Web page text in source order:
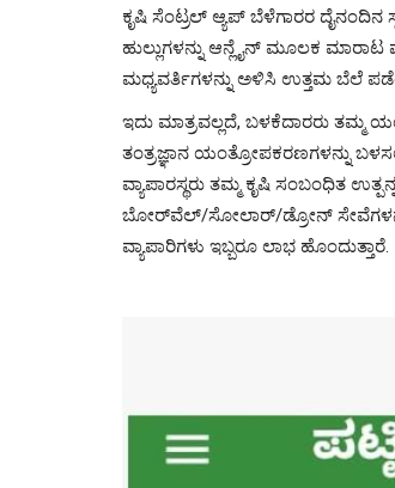
ಕೃಷಿ ಸೆಂಟ್ರಲ್ ಆ್ಯಪ್ ಬೆಳೆಗಾರರ
ಹುಲ್ಲುಗಳನ್ನು ಆನ್ಲೈನ್ ಮೂಲಕ
ಮಧ್ಯವರ್ತಿಗಳನ್ನು ಅಳಿಸಿ ಉತ್ತಮ ಬೆಲೆ
ಇದು ಮಾತ್ರವಲ್ಲದೆ, ಬಳಕೆದಾರರು ತಮ್ಮ
ತಂತ್ರಜ್ಞಾನ ಯಂತ್ರೋಪಕರಣಗಳನ್ನು
ವ್ಯಾಪಾರಸ್ಥರು ತಮ್ಮ ಕೃಷಿ ಸಂಬಂಧಿತ
ಬೋರ್‌ವೆಲ್/ಸೋಲಾರ್/ಡ್ರೋನ್
ವ್ಯಾಪಾರಿಗಳು ಇಬ್ಬರೂ ಲಾಭ ಹೊಂದುತ್ತಾರೆ.